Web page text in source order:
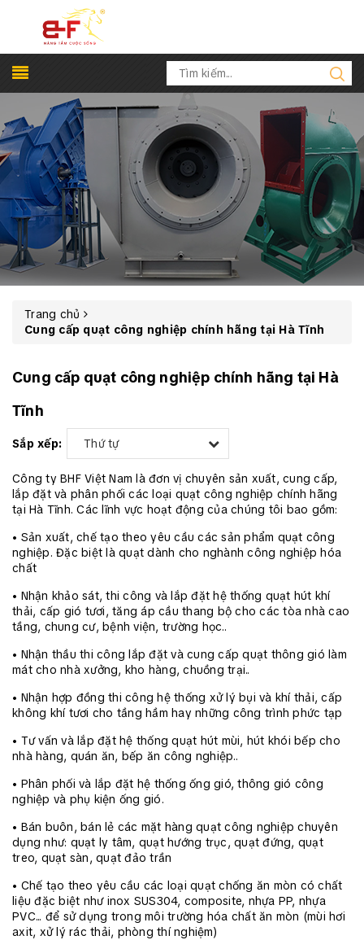
Trang chủ
Cung cấp quạt công nghiệp chính hãng tại Hà Tĩnh
Cung cấp quạt công nghiệp chính hãng tại Hà
Tĩnh
Sắp xếp: Thứ tự
Công ty BHF Việt Nam là đơn vị chuyên sản xuất, cung cấp,
lắp đặt và phân phối các loại quạt công nghiệp chính hãng
tại Hà Tĩnh. Các lĩnh vực hoạt động của chúng tôi bao gồm:
• Sản xuất, chế tạo theo yêu cầu các sản phẩm quạt công
nghiệp. Đặc biệt là quạt dành cho nghành công nghiệp hóa
chất
• Nhận khảo sát, thi công và lắp đặt hệ thống quạt hút khí
thải, cấp gió tươi, tăng áp cầu thang bộ cho các tòa nhà cao
tầng, chung cư, bệnh viện, trường học..
• Nhận thầu thi công lắp đặt và cung cấp quạt thông gió làm
mát cho nhà xưởng, kho hàng, chuồng trại..
• Nhận hợp đồng thi công hệ thống xử lý bụi và khí thải, cấp
không khí tươi cho tầng hầm hay những công trình phức tạp
• Tư vấn và lắp đặt hệ thống quạt hút mùi, hút khói bếp cho
nhà hàng, quán ăn, bếp ăn công nghiệp..
• Phân phối và lắp đặt hệ thống ống gió, thông gió công
nghiệp và phụ kiện ống gió.
• Bán buôn, bán lẻ các mặt hàng quạt công nghiệp chuyên
dụng như: quạt ly tâm, quạt hướng trục, quạt đứng, quạt
treo, quạt sàn, quạt đảo trần
• Chế tạo theo yêu cầu các loại quạt chống ăn mòn có chất
liệu đặc biệt như inox SUS304, composite, nhựa PP, nhựa
PVC... để sử dụng trong môi trường hóa chất ăn mòn (mùi hơi
axit, xử lý rác thải, phòng thí nghiệm)